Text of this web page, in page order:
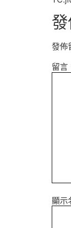
發佈
留言
顯示